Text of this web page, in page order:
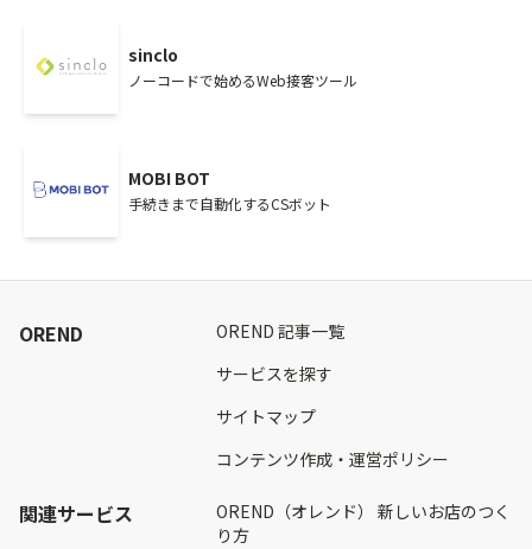
sinclo
ノーコードで始めるWeb接客ツール
MOBI BOT
手続きまで自動化するCSボット
OREND
OREND 記事一覧
サービスを探す
サイトマップ
コンテンツ作成・運営ポリシー
関連サービス
OREND（オレンド） 新しいお店のつく
り方